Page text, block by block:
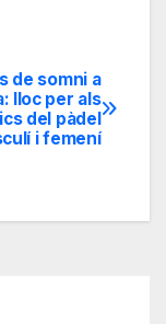
de somni a
lloc per als
del pàdel
i femení